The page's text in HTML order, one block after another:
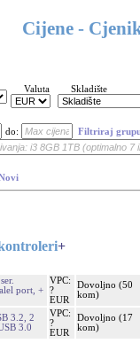
Cijene -
Valuta
Skladište
do: Filtriraj
+
port, +
VPC:
?
EUR
Dovoljno (50
kom)
3.2, 2
3.0
VPC:
?
EUR
Dovoljno (17
kom)